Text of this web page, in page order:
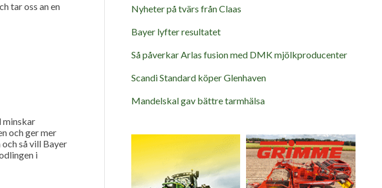
tar oss an en
minskar
och ger mer
så vill Bayer
i
Nyheter på tvärs från Claas
Bayer lyfter resultatet
Så påverkar Arlas fusion med DMK mjölkproducenter
Scandi Standard köper Glenhaven
Mandelskal gav bättre tarmhälsa